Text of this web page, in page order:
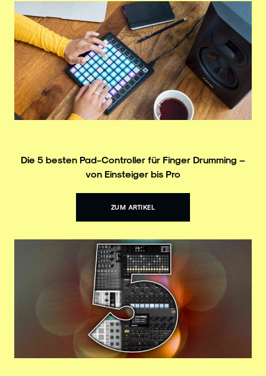
Die 5 besten Pad-Controller für Finger Drumming –
von Einsteiger bis Pro
ZUM ARTIKEL